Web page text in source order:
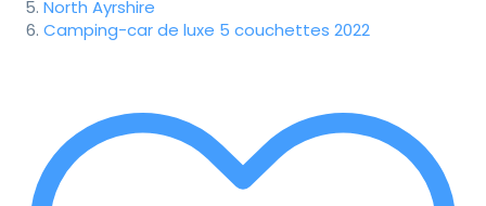
North Ayrshire
Camping-car de luxe 5 couchettes 2022